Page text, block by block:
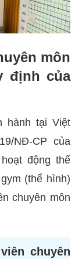
môn
định của
hành tại Việt
NĐ-CP của
động thể
(thể hình)
chuyên môn
chuyên